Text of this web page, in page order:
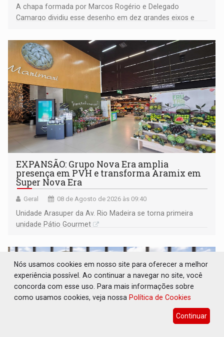
A chapa formada por Marcos Rogério e Delegado
Camargo dividiu esse desenho em dez grandes eixos e
EXPANSÃO: Grupo Nova Era amplia
presença em PVH e transforma Aramix em
Super Nova Era
Geral 08 de Agosto de 2026 às 09:40
Unidade Arasuper da Av. Rio Madeira se torna primeira
unidade Pátio Gourmet
Nós usamos cookies em nosso site para oferecer a melhor
experiência possível. Ao continuar a navegar no site, você
concorda com esse uso. Para mais informações sobre
como usamos cookies, veja nossa Política de Cookies
Continuar